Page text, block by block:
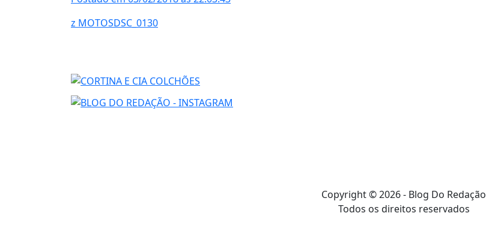
z MOTOSDSC_0130
Copyright © 2026 - Blog Do Redação
Todos os direitos reservados